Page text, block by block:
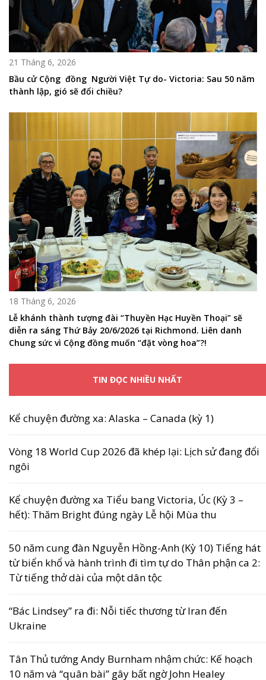
21 Tháng 6, 2026
Bầu cử Cộng đồng Người Việt Tự do- Victoria: Sau 50 năm
thành lập, gió sẽ đổi chiều?
18 Tháng 6, 2026
Lễ khánh thành tượng đài “Thuyền Hạc Huyền Thoại” sẽ
diễn ra sáng Thứ Bảy 20/6/2026 tại Richmond. Liên danh
Chung sức vì Cộng đồng muốn “đặt vòng hoa”?!
TIN ĐỌC NHIỀU NHẤT
Kể chuyện đường xa: Alaska – Canada (kỳ 1)
Vòng 18 World Cup 2026 đã khép lại: Lịch sử đang đổi
ngôi
Kể chuyện đường xa Tiểu bang Victoria, Úc (Kỳ 3 –
hết): Thăm Bright đúng ngày Lễ hội Mùa thu
50 năm cung đàn Nguyễn Hồng-Anh (Kỳ 10) Tiếng hát
từ biển khổ và hành trình đi tìm tự do Thân phận ca 2:
Từ tiếng thở dài của một dân tộc
“Bác Lindsey” ra đi: Nỗi tiếc thương từ Iran đến
Ukraine
Tân Thủ tướng Andy Burnham nhậm chức: Kế hoạch
10 năm và “quân bài” gây bất ngờ John Healey